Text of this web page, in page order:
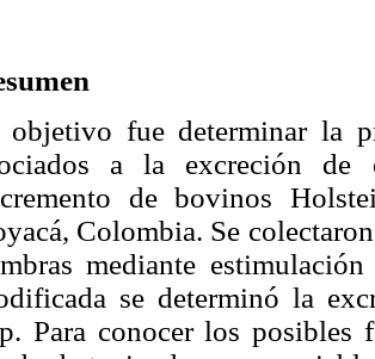
fue determinar la
a la excreción
de bovinos
Colombia. Se
mediante
se determinó la
Para conocer los posibles